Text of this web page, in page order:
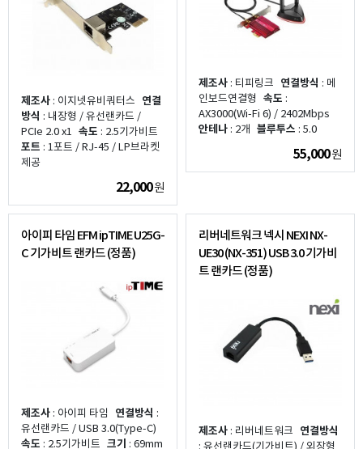
제조사 : 이지넷유비쿼터스 연결
방식 : 내장형 / 유선랜카드 /
PCIe 2.0 x1 속도 : 2.5기가비트
포트 : 1포트 / RJ-45 / LP브라켓
제공
22,000원
제조사 : 티피링크 연결방식 : 메
인보드연결형 속도 :
AX3000(Wi-Fi 6) / 2402Mbps
안테나 : 2개 블루투스 : 5.0
55,000원
아이피 타임 EFM ipTIME U25G-
C 기가비트 랜카드 (정품)
제조사 : 아이피 타임 연결방식 :
유선랜카드 / USB 3.0(Type-C)
속도 : 2.5기가비트 크기 : 69mm
리버네트워크 넥시 NEXI NX-
UE30 (NX-351) USB 3.0 기가비
트 랜카드 (정품)
제조사 : 리버네트워크 연결방식
: 유선랜카드(기가비트) / 외장형